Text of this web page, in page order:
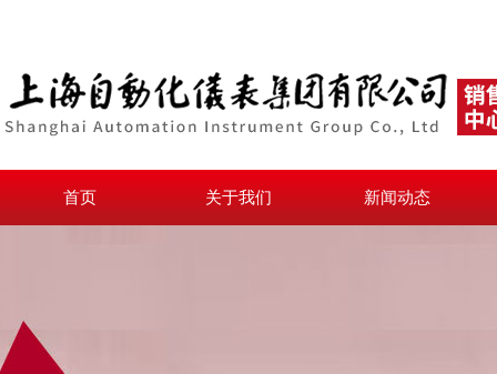
首页 关于我们 新闻动态